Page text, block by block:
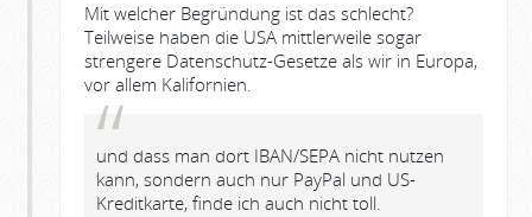
Mit welcher Begründung ist das schlecht?
Teilweise haben die USA mittlerweile sogar
strengere Datenschutz-Gesetze als wir in Europa,
vor allem Kalifornien.
und dass man dort IBAN/SEPA nicht nutzen
kann, sondern auch nur PayPal und US-
Kreditkarte, finde ich auch nicht toll.